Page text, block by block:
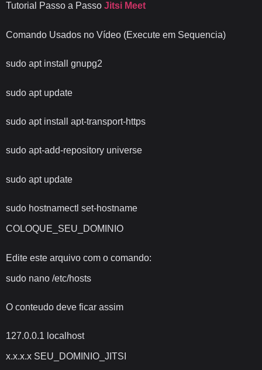
Tutorial Passo a Passo Jitsi Meet
Comando Usados no Vídeo (Execute em Sequencia)
sudo apt install gnupg2
sudo apt update
sudo apt install apt-transport-https
sudo apt-add-repository universe
sudo apt update
sudo hostnamectl set-hostname
COLOQUE_SEU_DOMINIO
Edite este arquivo com o comando:
sudo nano /etc/hosts
O conteudo deve ficar assim
127.0.0.1 localhost
x.x.x.x SEU_DOMINIO_JITSI